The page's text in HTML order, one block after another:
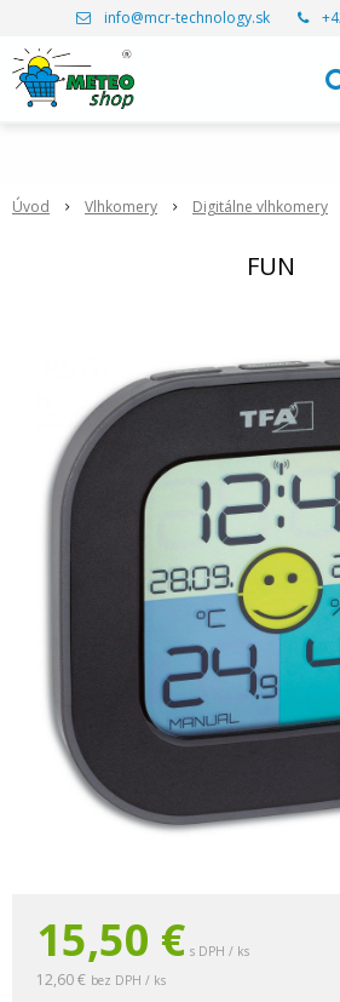
info@mcr-technology.sk
Úvod Vlhkomery Digitálne vlhkomery
FUN
15,50 € s DPH / ks
12,60 € bez DPH / ks